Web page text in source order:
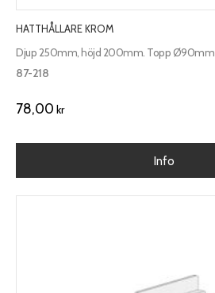
HATTHÅLLARE KROM
Djup 250mm, höjd 200mm. Topp Ø90mm
87-218
78,00 kr
Info